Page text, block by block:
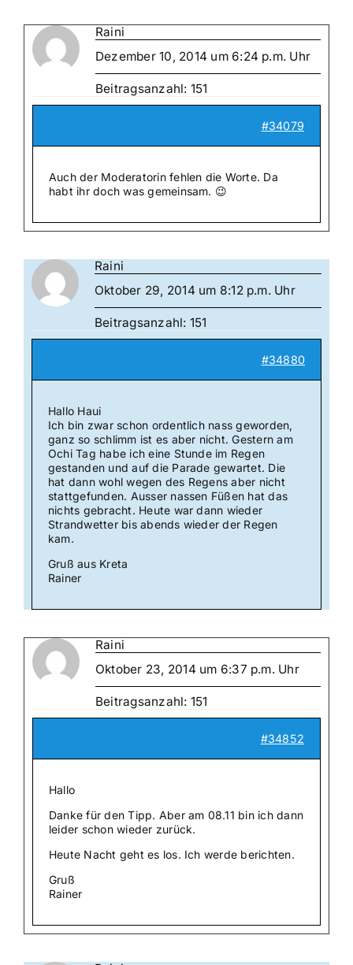
Raini
Dezember 10, 2014 um 6:24 p.m. Uhr
Beitragsanzahl: 151
#34079
Auch der Moderatorin fehlen die Worte. Da
habt ihr doch was gemeinsam. 😉
Raini
Oktober 29, 2014 um 8:12 p.m. Uhr
Beitragsanzahl: 151
#34880
Hallo Haui
Ich bin zwar schon ordentlich nass geworden,
ganz so schlimm ist es aber nicht. Gestern am
Ochi Tag habe ich eine Stunde im Regen
gestanden und auf die Parade gewartet. Die
hat dann wohl wegen des Regens aber nicht
stattgefunden. Ausser nassen Füßen hat das
nichts gebracht. Heute war dann wieder
Strandwetter bis abends wieder der Regen
kam.
Gruß aus Kreta
Rainer
Raini
Oktober 23, 2014 um 6:37 p.m. Uhr
Beitragsanzahl: 151
#34852
Hallo
Danke für den Tipp. Aber am 08.11 bin ich dann
leider schon wieder zurück.
Heute Nacht geht es los. Ich werde berichten.
Gruß
Rainer